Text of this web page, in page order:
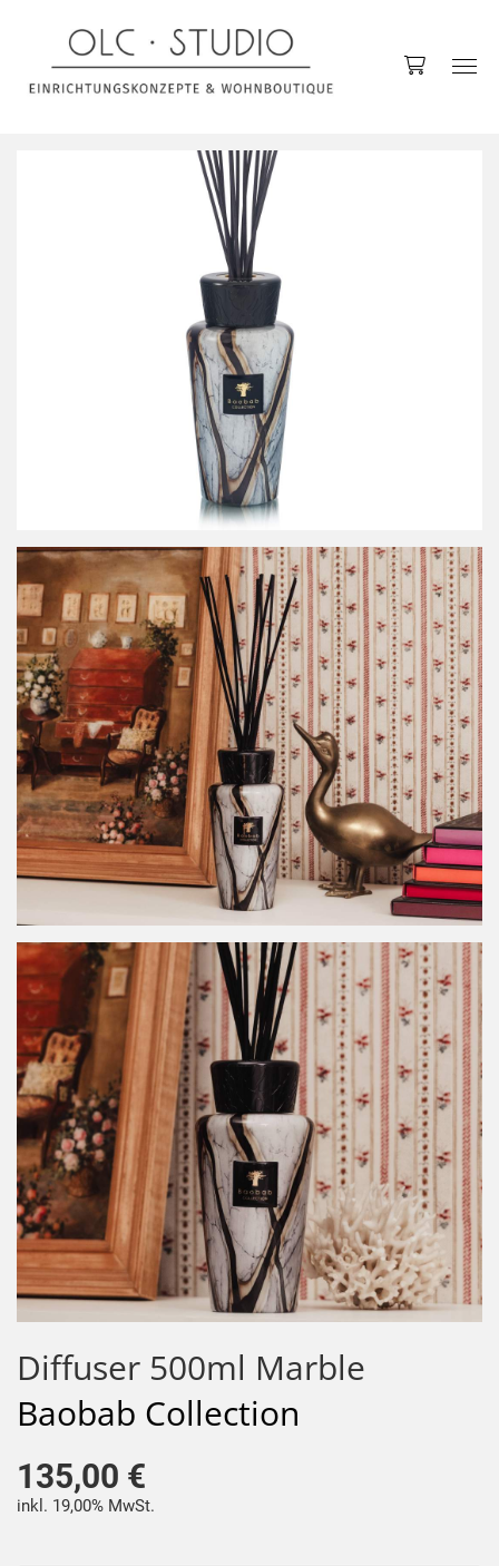
Kerzen & Kerzenhalter
Schüsseln & Schalen
Möbel
Lampen
Tische
Diffuser 500ml Marble
Baobab Collection
135,00 €
inkl. 19,00% MwSt.